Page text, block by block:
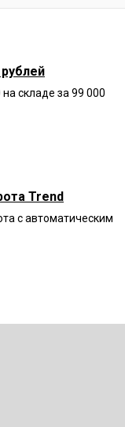
складе за 99 000
Trend
с автоматическим